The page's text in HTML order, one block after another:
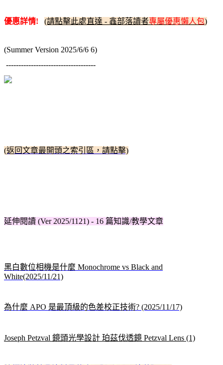
優惠詳情! (請點擊此處直達 - 鑫部落讀者專屬優惠懶人包)
(Summer Version 2025/6/6 6)
------------------------------------
(返回文章最開頭之索引區，請點擊)
延伸閱讀 (Ver 2025/1121) - 16 篇知識/教學文章
黑白數位相機是什麼 Monochrome vs Black and
White(2025/11/21)
為什麼 APO 是最頂級的色差校正技術? (2025/11/17)
Joseph Petzval 鏡頭光學設計 珀茲伐透鏡 Petzval Lens (1)